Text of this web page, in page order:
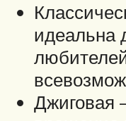
идеальна
Джиговая